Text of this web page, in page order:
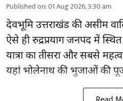
Published on:01 Aug 2026, 3:30 am
देवभूमि उत्तराखंड की असीम
ऐसे ही रुद्रप्रयाग जनपद में
यात्रा का तीसरा और सबसे
यहां भोलेनाथ की भुजाओं की